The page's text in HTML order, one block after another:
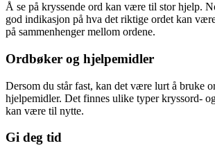
Å se på kryssende ord kan være til stor hjelp.
god indikasjon på hva det riktige ordet kan
på sammenhenger mellom ordene.
Ordbøker og hjelpemidler
Dersom du står fast, kan det være lurt å bruke
hjelpemidler. Det finnes ulike typer kryssord-
kan være til nytte.
Gi deg tid